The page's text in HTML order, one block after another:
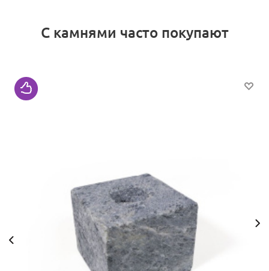
С камнями часто покупают